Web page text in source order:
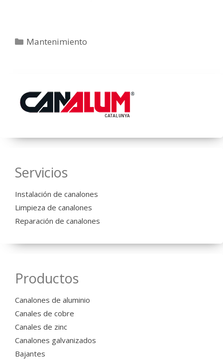
Categorías
Mantenimiento
Servicios
Instalación de canalones
Limpieza de canalones
Reparación de canalones
Productos
Canalones de aluminio
Canales de cobre
Canales de zinc
Canalones galvanizados
Bajantes